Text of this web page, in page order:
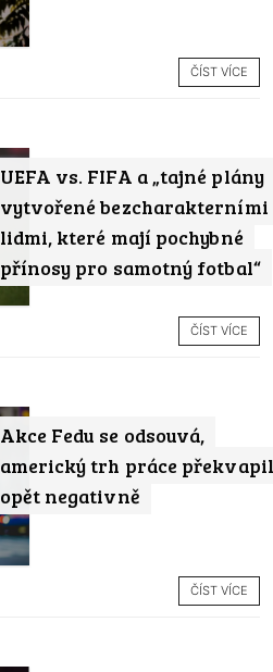
ČÍST VÍCE
UEFA vs. FIFA a „tajné plány
vytvořené bezcharakterními
lidmi, které mají pochybné
přínosy pro samotný fotbal“
ČÍST VÍCE
Akce Fedu se odsouvá,
americký trh práce překvapil
opět negativně
ČÍST VÍCE